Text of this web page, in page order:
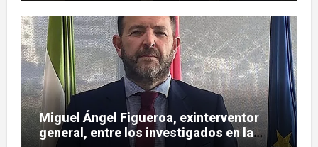
Miguel Ángel Figueroa, exinterventor
general, entre los investigados en la